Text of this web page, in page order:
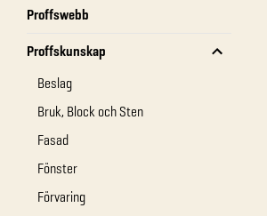
Proffswebb
Proffskunskap
Beslag
Bruk, Block och Sten
Fasad
Fönster
Förvaring